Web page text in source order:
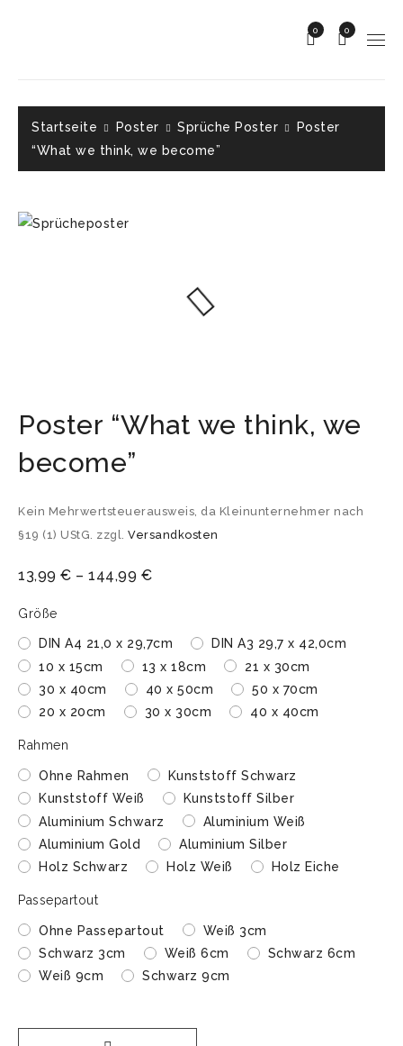
0
0
Startseite Poster Sprüche Poster
Poster
“What we think, we become”
Poster “What we think, we
become”
Kein Mehrwertsteuerausweis, da Kleinunternehmer nach
§19 (1) UStG. zzgl. Versandkosten
13,99 € – 144,99 €
Größe
DIN A4 21,0 x 29,7cm
DIN A3 29,7 x 42,0cm
10 x 15cm
13 x 18cm
21 x 30cm
30 x 40cm
40 x 50cm
50 x 70cm
20 x 20cm
30 x 30cm 40 x 40cm
Rahmen
Ohne Rahmen
Kunststoff Schwarz
Kunststoff Weiß
Kunststoff Silber
Aluminium Schwarz
Aluminium Weiß
Aluminium Gold
Aluminium Silber
Holz Schwarz
Holz Weiß Holz Eiche
Passepartout
Ohne Passepartout
Weiß 3cm
Schwarz 3cm
Weiß 6cm
Schwarz 6cm
Weiß 9cm
Schwarz 9cm